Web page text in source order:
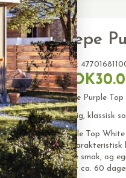
Nepe
SKU:
Nepe Purple Top
Saftig, klassisk
Purple Top
og
gode smak, og
etter ca. 60